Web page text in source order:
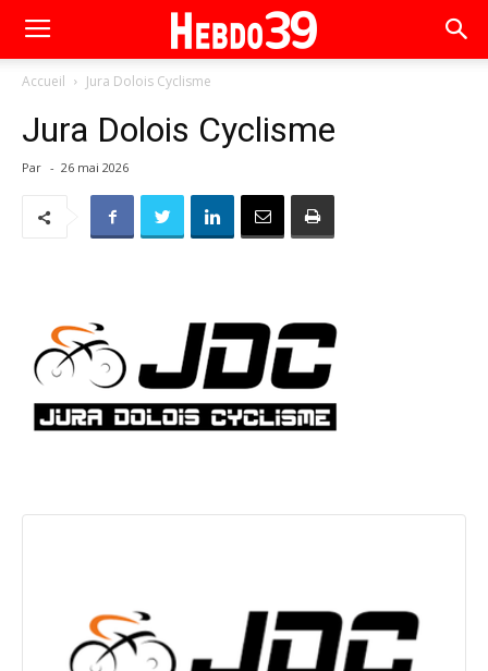
Accueil Jura Dolois Cyclisme
Jura Dolois Cyclisme
Par - 26 mai 2026